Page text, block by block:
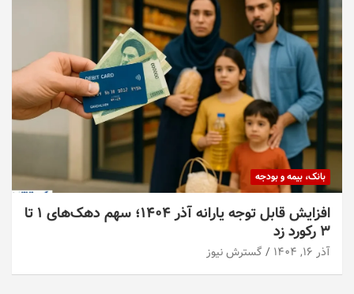
بانک، بیمه و بودجه
افزایش قابل توجه یارانه آذر ۱۴۰۴؛ سهم دهک‌های ۱ تا
۳ رکورد زد
آذر ۱۶, ۱۴۰۴ گسترش نیوز